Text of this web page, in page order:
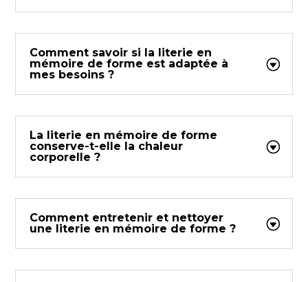
Comment savoir si la literie en
mémoire de forme est adaptée à
mes besoins ?
La literie en mémoire de forme
conserve-t-elle la chaleur
corporelle ?
Comment entretenir et nettoyer
une literie en mémoire de forme ?